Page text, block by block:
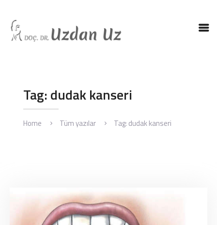
Tag: dudak kanseri
Home Tüm yazılar Tag: dudak kanseri
KBB HASTALIKLARI
KBB AMELIYATLARI
BLOG